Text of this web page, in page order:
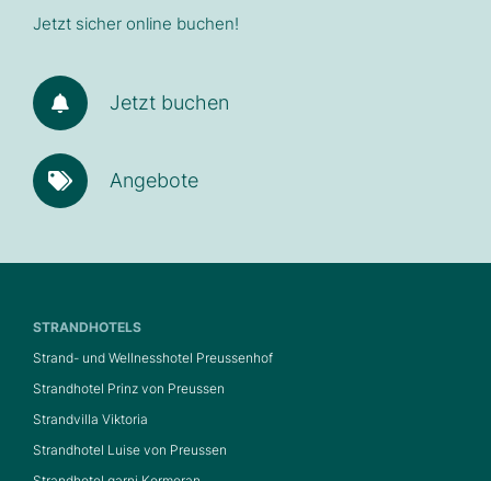
Jetzt sicher online buchen!
Jetzt buchen
Angebote
STRANDHOTELS
Strand- und Wellnesshotel Preussenhof
Strandhotel Prinz von Preussen
Strandvilla Viktoria
Strandhotel Luise von Preussen